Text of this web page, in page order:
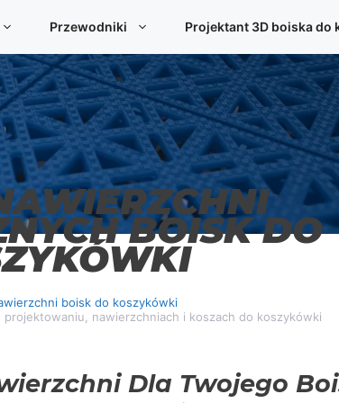
Przewodniki Projektant 3D boiska do
BOISK DO
boisk do koszykówki
projektowaniu, nawierzchniach i koszach do koszykówki
Dla Twojego